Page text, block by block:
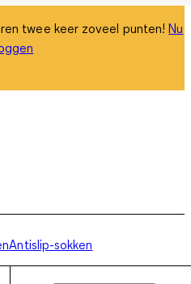
twee keer zoveel punten!Nu
Antislip-sokken